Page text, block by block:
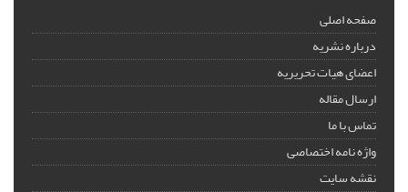
صفحه اصلی
درباره نشریه
اعضای هیات تحریریه
ارسال مقاله
تماس با ما
واژه نامه اختصاصی
نقشه سایت